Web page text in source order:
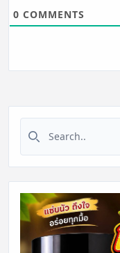
0 COMMENTS
Search for: